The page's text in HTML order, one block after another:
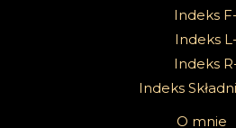
Indeks
Indeks
Indeks
Indeks
O mnie